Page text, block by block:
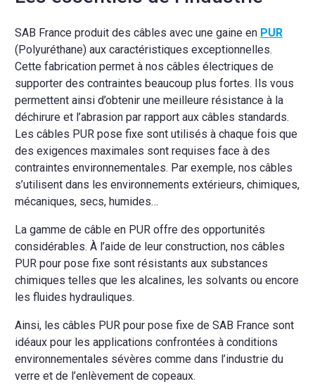
SAB France produit des câbles avec une gaine en PUR
(Polyuréthane) aux caractéristiques exceptionnelles.
Cette fabrication permet à nos câbles électriques de
supporter des contraintes beaucoup plus fortes. Ils vous
permettent ainsi d’obtenir une meilleure résistance à la
déchirure et l’abrasion par rapport aux câbles standards.
Les câbles PUR pose fixe sont utilisés à chaque fois que
des exigences maximales sont requises face à des
contraintes environnementales. Par exemple, nos câbles
s’utilisent dans les environnements extérieurs, chimiques,
mécaniques, secs, humides…
La gamme de câble en PUR offre des opportunités
considérables. À l’aide de leur construction, nos câbles
PUR pour pose fixe sont résistants aux substances
chimiques telles que les alcalines, les solvants ou encore
les fluides hydrauliques.
Ainsi, les câbles PUR pour pose fixe de SAB France sont
idéaux pour les applications confrontées à conditions
environnementales sévères comme dans l’industrie du
verre et de l’enlèvement de copeaux.